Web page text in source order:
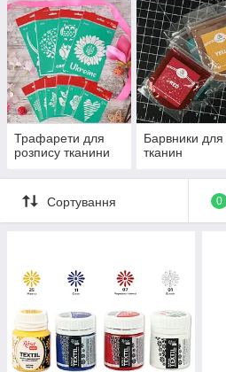
Трафарети для
розпису тканини
Барвники для
тканин
Сортування 0